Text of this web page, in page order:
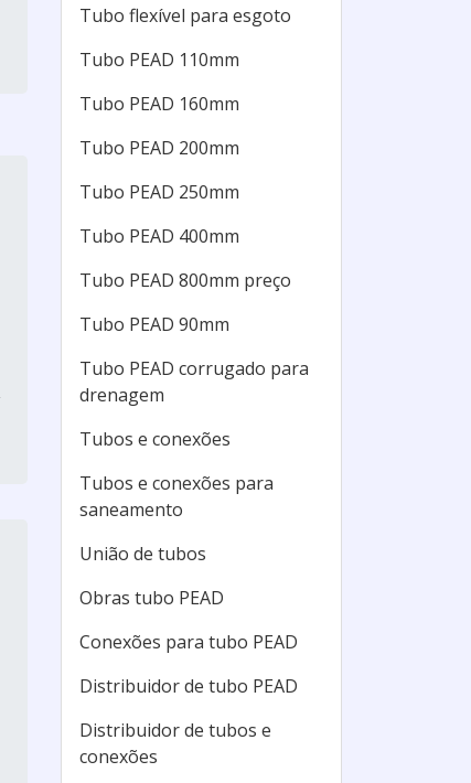
Tubo flexível para esgoto
Tubo PEAD 110mm
Tubo PEAD 160mm
Tubo PEAD 200mm
Tubo PEAD 250mm
Tubo PEAD 400mm
Tubo PEAD 800mm preço
Tubo PEAD 90mm
Tubo PEAD corrugado para
drenagem
Tubos e conexões
Tubos e conexões para
saneamento
União de tubos
Obras tubo PEAD
Conexões para tubo PEAD
Distribuidor de tubo PEAD
Distribuidor de tubos e
conexões